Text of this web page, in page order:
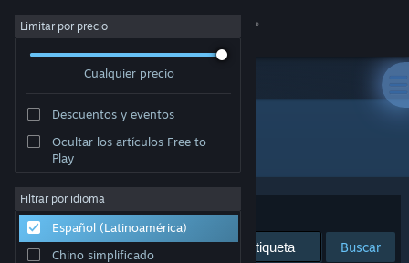
Iniciar sesión
Acerca de
Soporte
Limitar por precio
Cualquier precio
Descuentos y eventos
Ocultar los artículos Free to
Play
Filtrar por idioma
Español (Latinoamérica)
Chino simplificado
Editor: Polyraptor Games
Ordenar por Relevancia
Buscar